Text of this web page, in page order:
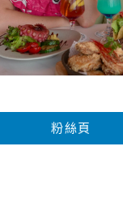
粉絲頁